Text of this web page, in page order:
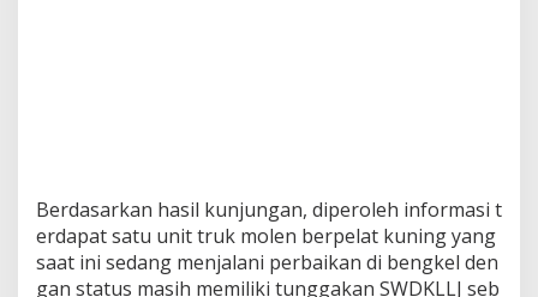
Berdasarkan hasil kunjungan, diperoleh informasi t
erdapat satu unit truk molen berpelat kuning yang
saat ini sedang menjalani perbaikan di bengkel den
gan status masih memiliki tunggakan SWDKLLJ seb